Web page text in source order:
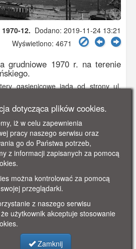
1970-12. Dodano: 2019-11-24 13:21
Wyświetlono: 4671
grudniowe 1970 r. na terenie
gąsienicowe jadą od strony ul.
i za nim widać tłum. W prawym
i Miejskiej Biblioteki
rogu znajdują się dwie tablice
"SOPOT". Zdjęcie wykonane
Komendy Miejskiej MO.
dostępny w zbiorach IPN,
2-348
biała
,grudzień
dotycząca plików cookies.
iż w celu zapewnienia
pracy naszego serwisu oraz
go do Państwa potrzeb,
z informacji zapisanych za pomocą
można kontrolować za pomocą
przeglądarki.
z naszego serwisu
użytkownik akceptuje stosowanie
Zamknij